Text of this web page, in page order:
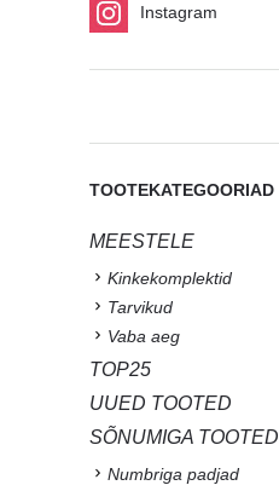
Instagram
TOOTEKATEGOORIAD
MEESTELE
Kinkekomplektid
Tarvikud
Vaba aeg
TOP25
UUED TOOTED
SÕNUMIGA TOOTED
Numbriga padjad